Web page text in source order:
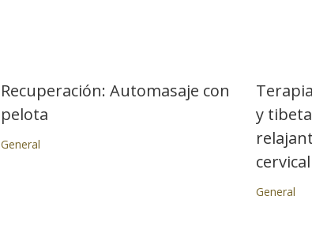
Recuperación: Automasaje con
pelota
General
y
General